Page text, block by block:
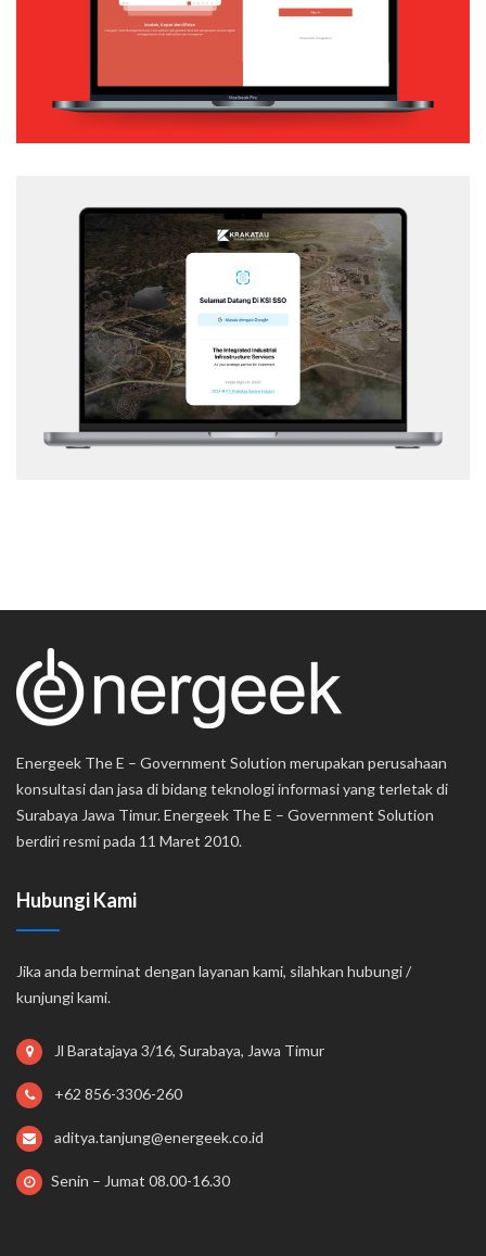
Web Application
KSI – SSO
Web Application
Energeek The E – Government Solution merupakan perusahaan
konsultasi dan jasa di bidang teknologi informasi yang terletak di
Surabaya Jawa Timur. Energeek The E – Government Solution
berdiri resmi pada 11 Maret 2010.
Hubungi Kami
Jika anda berminat dengan layanan kami, silahkan hubungi /
kunjungi kami.
Jl Baratajaya 3/16, Surabaya, Jawa Timur
+62 856-3306-260
aditya.tanjung@energeek.co.id
Senin – Jumat 08.00-16.30